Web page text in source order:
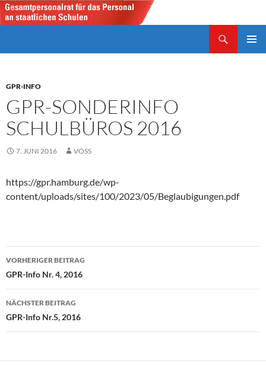
Zum
Inhalt
GPR-INFO
GPR-SONDERINFO
SCHULBÜROS 2016
7. JUNI 2016 VOSS
https://gpr.hamburg.de/wp-
content/uploads/sites/100/2023/05/Beglaubigungen.pdf
Beitragsnavigation
VORHERIGER BEITRAG
GPR-Info Nr. 4, 2016
NÄCHSTER BEITRAG
GPR-Info Nr.5, 2016